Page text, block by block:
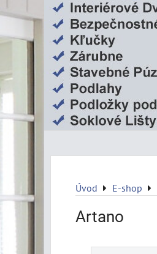
Úvod E-shop
Artano